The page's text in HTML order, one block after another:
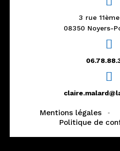
3 rue
08350 Noyers-
Mentions légales -
Politique de